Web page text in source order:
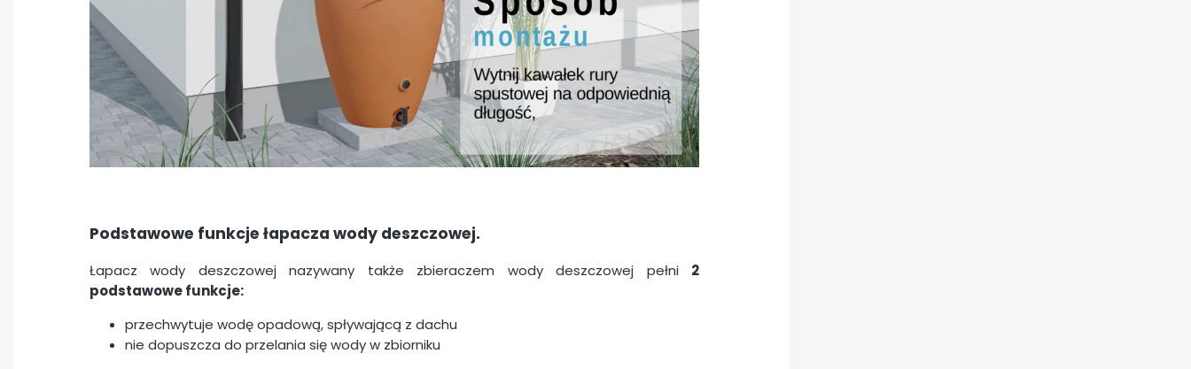
Podstawowe funkcje łapacza wody deszczowej.
Łapacz wody deszczowej nazywany także zbieraczem wody deszczowej pełni 2
podstawowe funkcje:
przechwytuje wodę opadową, spływającą z dachu
nie dopuszcza do przelania się wody w zbiorniku